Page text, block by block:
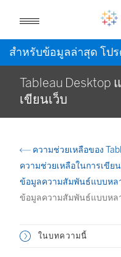
สำหรับข้อมูลล่าสุด โป
Tableau Desktop
เขียนเว็บ
ความช่วยเหลือของ
ความช่วยเหลือในการเขียน
ข้อมูลความสัมพันธ์แบบหล
ข้อมูลความสัมพันธ์แบบหล
ในบทความนี้